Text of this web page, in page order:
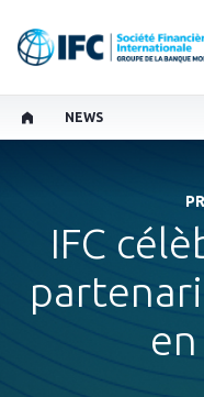
NEWS
IFC